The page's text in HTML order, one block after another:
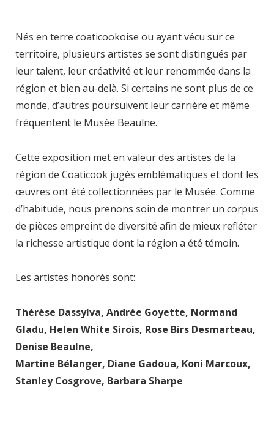
Nés en terre coaticookoise ou ayant vécu sur ce
territoire, plusieurs artistes se sont distingués par
leur talent, leur créativité et leur renommée dans la
région et bien au-delà. Si certains ne sont plus de ce
monde, d’autres poursuivent leur carrière et même
fréquentent le Musée Beaulne.
Cette exposition met en valeur des artistes de la
région de Coaticook jugés emblématiques et dont les
œuvres ont été collectionnées par le Musée. Comme
d’habitude, nous prenons soin de montrer un corpus
de pièces empreint de diversité afin de mieux refléter
la richesse artistique dont la région a été témoin.
Les artistes honorés sont:
Thérèse Dassylva, Andrée Goyette, Normand
Gladu, Helen White Sirois, Rose Birs Desmarteau,
Denise Beaulne,
Martine Bélanger, Diane Gadoua, Koni Marcoux,
Stanley Cosgrove, Barbara Sharpe